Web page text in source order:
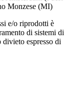
Monzese (MI)
e/o riprodotti è
di sistemi di
espresso di